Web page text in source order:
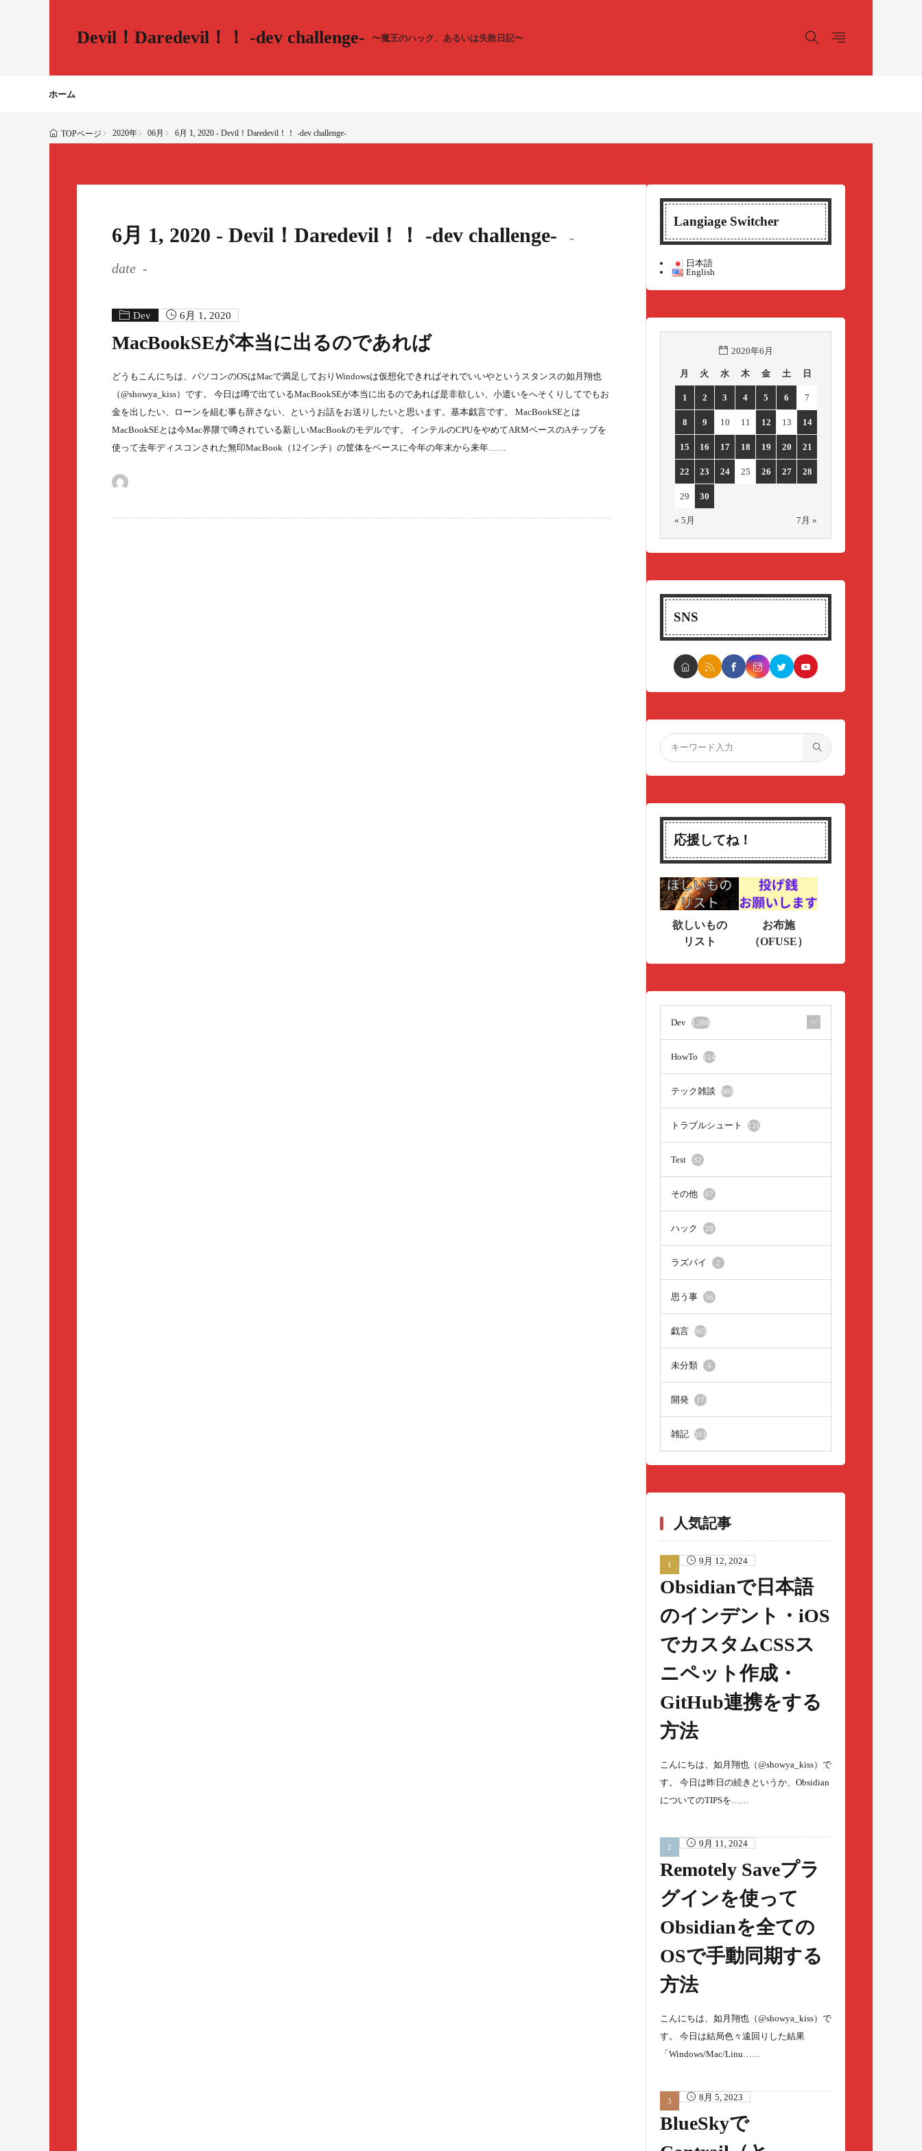
Devil！Daredevil！！ -dev challenge- 〜魔王のハック、あるいは失敗日記〜
ホーム
TOPページ 2020年 06月 6月 1, 2020 - Devil！Daredevil！！ -dev challenge-
6月 1, 2020 - Devil！Daredevil！！ -dev challenge-
date
Dev 6月 1, 2020
MacBookSEが本当に出るのであれば
どうもこんにちは、パソコンのOSはMacで満足しておりWindowsは仮想化できればそれでいいやというスタンスの如月翔也
（@showya_kiss）です。 今日は噂で出ているMacBookSEが本当に出るのであれば是非欲しい、小遣いをへそくりしてでもお
金を出したい、ローンを組む事も辞さない、というお話をお送りしたいと思います。基本戯言です。 MacBookSEとは
MacBookSEとは今Mac界隈で噂されている新しいMacBookのモデルです。 インテルのCPUをやめてARMベースのAチップを
使って去年ディスコンされた無印MacBook（12インチ）の筐体をベースに今年の年末から来年……
Langiage Switcher
日本語
English
2020年6月
月 火 水 木 金 土 日
1 2 3 4 5 6 7
8 9 10 11 12 13 14
15 16 17 18 19 20 21
22 23 24 25 26 27 28
29 30
« 5月 7月 »
SNS
応援してね！
欲しいもの
リスト
お布施
（OFUSE）
Dev 1,288
HowTo 114
テック雑談 966
トラブルシュート 131
Test 82
その他 67
ハック 28
ラズパイ 2
思う事 56
戯言 965
未分類 4
開発 17
雑記 161
人気記事
9月 12, 2024
Obsidianで日本語
のインデント・iOS
でカスタムCSSス
ニペット作成・
GitHub連携をする
方法
こんにちは、如月翔也（@showya_kiss）で
す。 今日は昨日の続きというか、Obsidian
についてのTIPSを……
9月 11, 2024
Remotely Saveプラ
グインを使って
Obsidianを全ての
OSで手動同期する
方法
こんにちは、如月翔也（@showya_kiss）で
す。 今日は結局色々遠回りした結果
「Windows/Mac/Linu……
8月 5, 2023
BlueSkyで